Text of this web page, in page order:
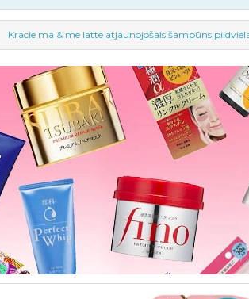
Kracie ma & me latte atjaunojošais šampūns